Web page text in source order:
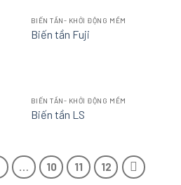
BIẾN TẦN- KHỞI ĐỘNG MỀM
Biến tần Fuji
BIẾN TẦN- KHỞI ĐỘNG MỀM
Biến tần LS
… 10 11 12